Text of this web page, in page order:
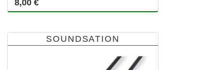
8,00 €
SOUNDSATION